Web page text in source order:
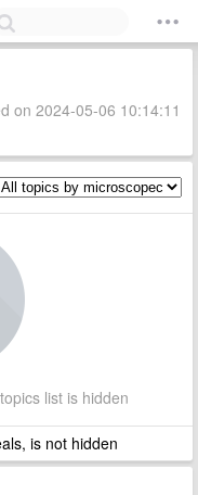
on 2024-05-06 10:14:11
list is hidden
is not hidden